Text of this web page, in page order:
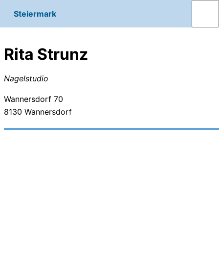
Steiermark
Rita Strunz
Nagelstudio
Wannersdorf 70
8130 Wannersdorf